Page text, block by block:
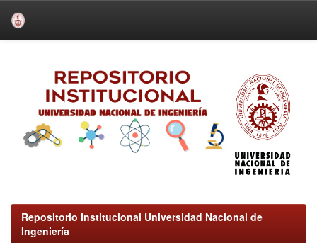
Repositorio Institucional Universidad Nacional de
Ingeniería